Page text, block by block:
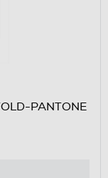
PANTONE